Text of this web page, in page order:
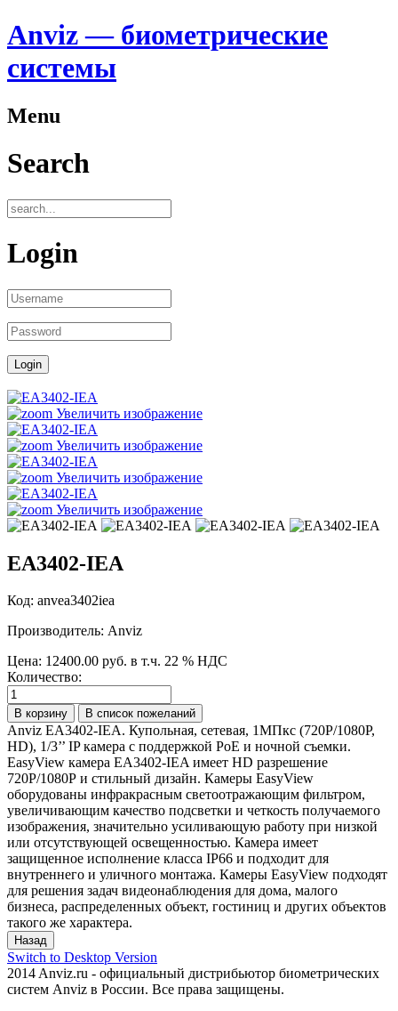
Anviz — биометрические
системы
Menu
Search
Login
Увеличить изображение
Увеличить изображение
Увеличить изображение
Увеличить изображение
EA3402-IEA
Код: anvea3402iea
Производитель: Anviz
Цена: 12400.00 руб. в т.ч. 22 % НДС
Количество:
Anviz EA3402-IEA. Купольная, сетевая, 1МПкс (720Р/1080Р,
HD), 1/3’’ IP камера с поддержкой PoE и ночной съемки.
EasyView камера EA3402-IEA имеет HD разрешение
720Р/1080Р и стильный дизайн. Камеры EasyView
оборудованы инфракрасным светоотражающим фильтром,
увеличивающим качество подсветки и четкость получаемого
изображения, значительно усиливающую работу при низкой
или отсутствующей освещенностью. Камера имеет
защищенное исполнение класса IP66 и подходит для
внутреннего и уличного монтажа. Камеры EasyView подходят
для решения задач видеонаблюдения для дома, малого
бизнеса, распределенных объект, гостиниц и других объектов
такого же характера.
Switch to Desktop Version
2014 Anviz.ru - официальный дистрибьютор биометрических
систем Anviz в России. Все права защищены.